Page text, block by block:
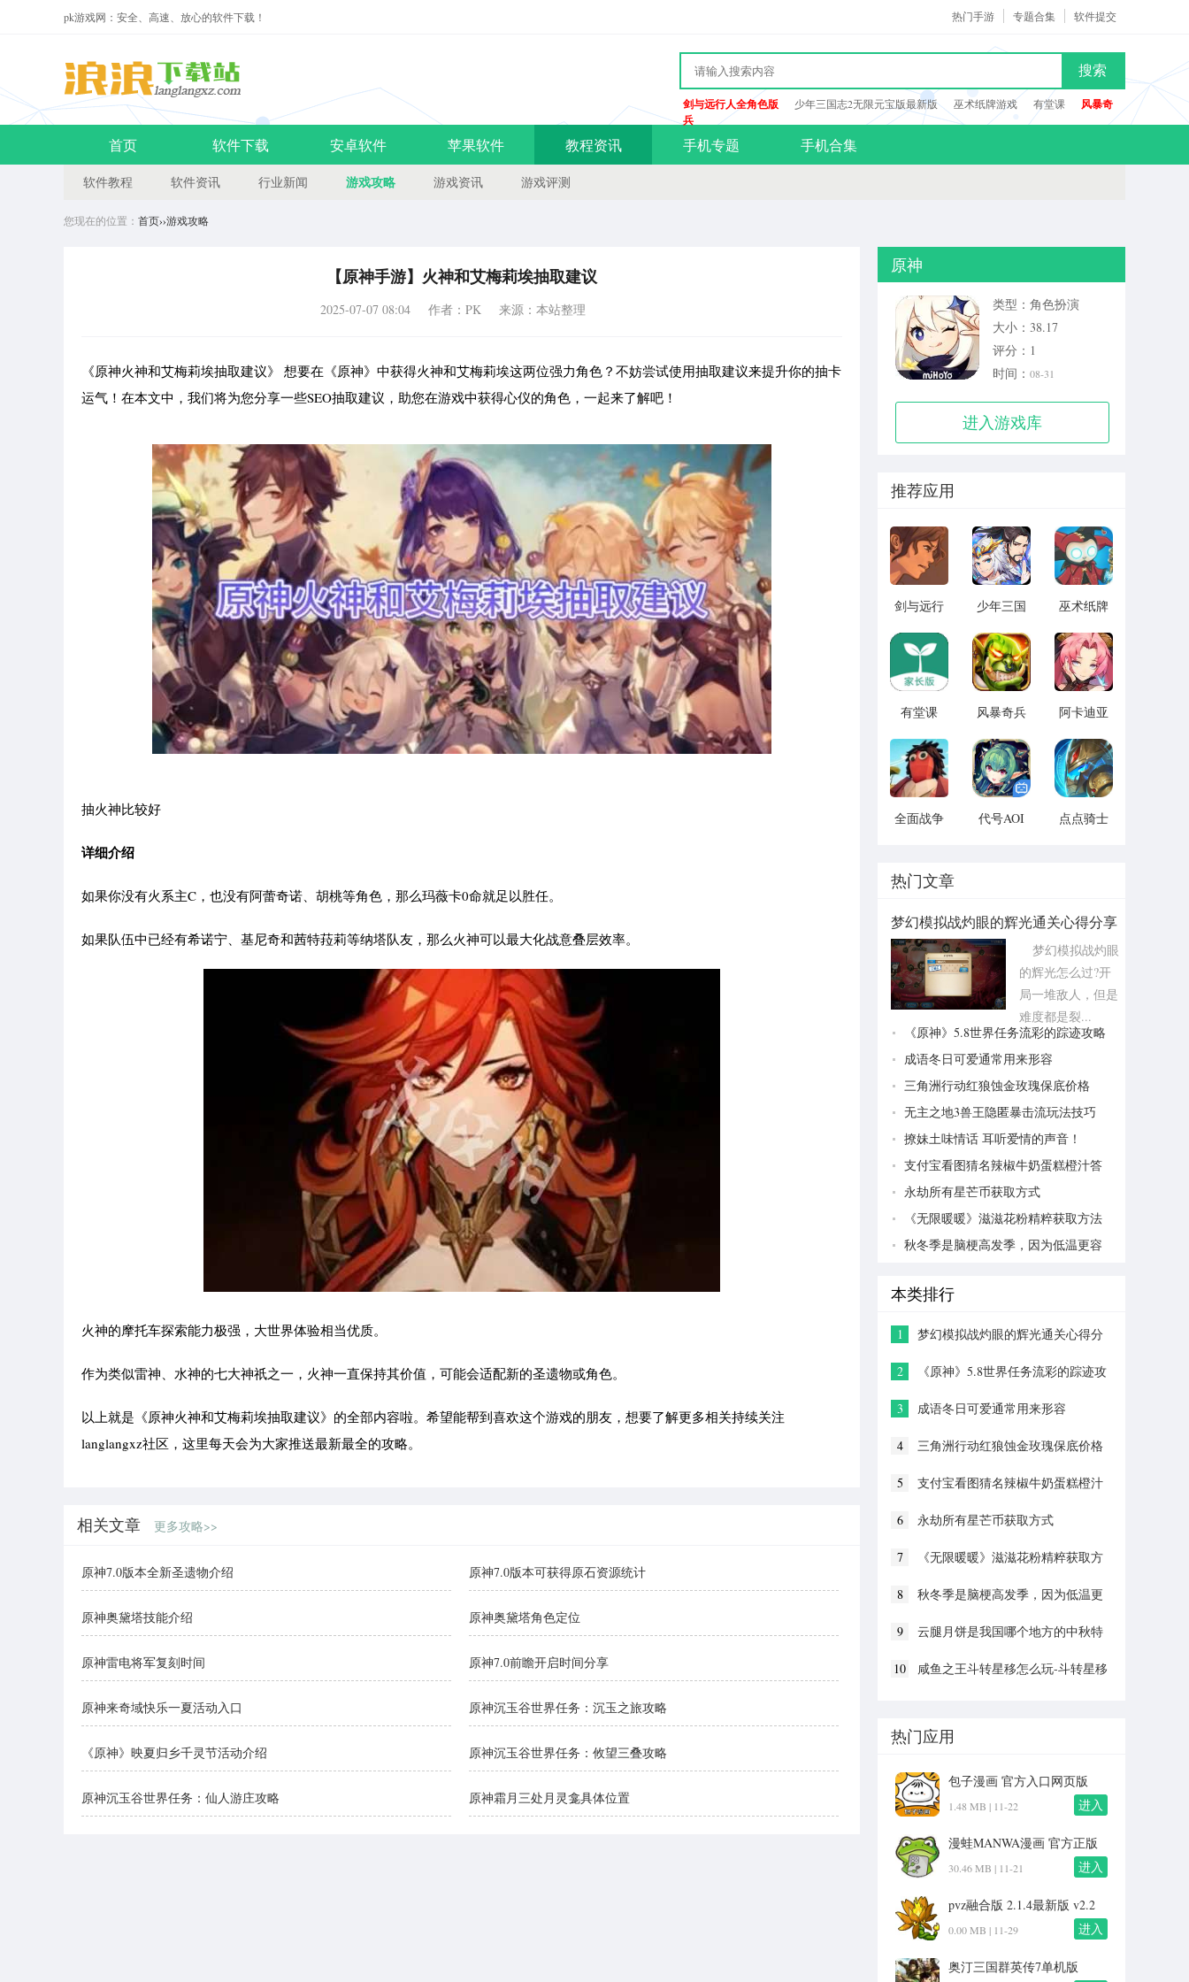
pk游戏网：安全、高速、放心的软件下载！ 软件提交
专题合集
热门手游
搜索
剑与远行人全角色版 少年三国志2无限元宝版最新版 巫术纸牌游戏 有堂课
风暴奇
兵
首页 软件下载 安卓软件 苹果软件 教程资讯 手机专题 手机合集
软件教程 软件资讯 行业新闻 游戏攻略 游戏资讯 游戏评测
您现在的位置： 首页››游戏攻略
【原神手游】火神和艾梅莉埃抽取建议
2025-07-07 08:04 作者：PK 来源：本站整理
《原神火神和艾梅莉埃抽取建议》 想要在《原神》中获得火神和艾梅莉埃这两位强力角色？不妨尝试使用抽取建议来提升你的抽卡
运气！在本文中，我们将为您分享一些SEO抽取建议，助您在游戏中获得心仪的角色，一起来了解吧！
抽火神比较好
详细介绍
如果你没有火系主C，也没有阿蕾奇诺、胡桃等角色，那么玛薇卡0命就足以胜任。
如果队伍中已经有希诺宁、基尼奇和茜特菈莉等纳塔队友，那么火神可以最大化战意叠层效率。
火神的摩托车探索能力极强，大世界体验相当优质。
作为类似雷神、水神的七大神祇之一，火神一直保持其价值，可能会适配新的圣遗物或角色。
以上就是《原神火神和艾梅莉埃抽取建议》的全部内容啦。希望能帮到喜欢这个游戏的朋友，想要了解更多相关持续关注
langlangxz社区，这里每天会为大家推送最新最全的攻略。
相关文章 更多攻略>>
原神7.0版本全新圣遗物介绍 原神7.0版本可获得原石资源统计
原神奥黛塔技能介绍 原神奥黛塔角色定位
原神雷电将军复刻时间 原神7.0前瞻开启时间分享
原神来奇域快乐一夏活动入口 原神沉玉谷世界任务：沉玉之旅攻略
《原神》映夏归乡千灵节活动介绍 原神沉玉谷世界任务：攸望三叠攻略
原神沉玉谷世界任务：仙人游庄攻略 原神霜月三处月灵龛具体位置
原神
类型：角色扮演
大小：38.17
评分：1
时间： 08-31
进入游戏库
推荐应用
剑与远行
版 vv1.14
少年三国
宝版最新
版 vv5.3.9
巫术纸牌
vv1.1.14
有堂课
风暴奇兵
阿卡迪亚
全面战争
vv1.1
代号AOI
点点骑士
热门文章
梦幻模拟战灼眼的辉光通关心得分享
梦幻模拟战灼眼
的辉光怎么过?开
局一堆敌人，但是
难度都是裂...
《原神》5.8世界任务流彩的踪迹攻略
成语冬日可爱通常用来形容
三角洲行动红狼蚀金玫瑰保底价格
无主之地3兽王隐匿暴击流玩法技巧
撩妹土味情话 耳听爱情的声音！
支付宝看图猜名辣椒牛奶蛋糕橙汁答
案分享
永劫所有星芒币获取方式
《无限暖暖》滋滋花粉精粹获取方法
秋冬季是脑梗高发季，因为低温更容
本类排行
1
梦幻模拟战灼眼的辉光通关心得分
2
《原神》5.8世界任务流彩的踪迹攻
3
成语冬日可爱通常用来形容
4 三角洲行动红狼蚀金玫瑰保底价格
5
支付宝看图猜名辣椒牛奶蛋糕橙汁
6
永劫所有星芒币获取方式
7
《无限暖暖》滋滋花粉精粹获取方
8
秋冬季是脑梗高发季，因为低温更
9
云腿月饼是我国哪个地方的中秋特
10
咸鱼之王斗转星移怎么玩-斗转星移
热门应用
包子漫画 官方入口网页版
1.48 MB | 11-22 进入
漫蛙MANWA漫画 官方正版
30.46 MB | 11-21 进入
pvz融合版 2.1.4最新版 v2.2
0.00 MB | 11-29 进入
奥汀三国群英传7单机版